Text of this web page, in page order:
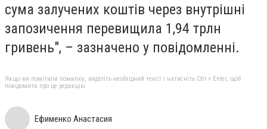
сума залучених коштів через внутрішні
запозичення перевищила 1,94 трлн
гривень", – зазначено у повідомленні.
Якщо ви помітили помилку, виділіть необхідний текст і натисніть Ctrl + Enter, щоб
повідомити про це редакцію
Ефименко Анастасия